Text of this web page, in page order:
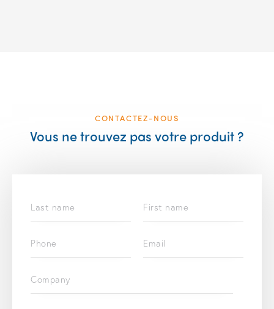
CONTACTEZ-NOUS
Vous ne trouvez pas votre produit ?